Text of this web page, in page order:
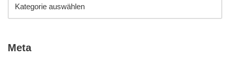
Meta